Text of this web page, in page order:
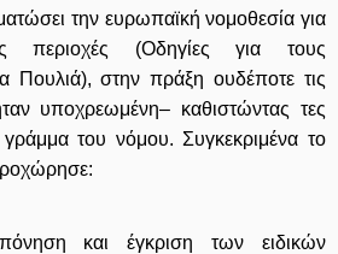
την ευρωπαϊκή νομοθεσία για
περιοχές (Οδηγίες για τους
Πουλιά), στην πράξη ουδέποτε τις
υποχρεωμένη– καθιστώντας τες
γράμμα του νόμου. Συγκεκριμένα το
και έγκριση των ειδικών